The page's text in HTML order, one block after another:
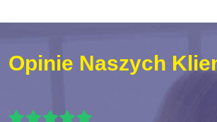
Opinie Naszych